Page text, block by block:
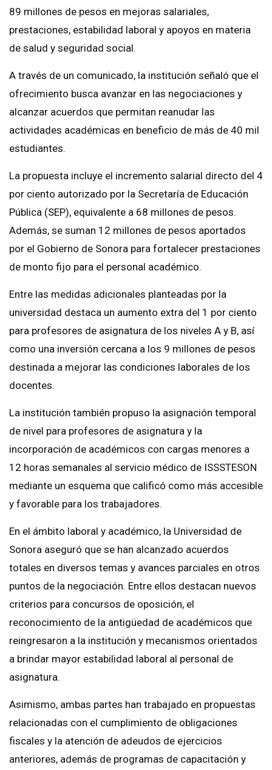
89 millones de pesos en mejoras salariales,
prestaciones, estabilidad laboral y apoyos en materia
de salud y seguridad social.
A través de un comunicado, la institución señaló que el
ofrecimiento busca avanzar en las negociaciones y
alcanzar acuerdos que permitan reanudar las
actividades académicas en beneficio de más de 40 mil
estudiantes.
La propuesta incluye el incremento salarial directo del 4
por ciento autorizado por la Secretaría de Educación
Pública (SEP), equivalente a 68 millones de pesos.
Además, se suman 12 millones de pesos aportados
por el Gobierno de Sonora para fortalecer prestaciones
de monto fijo para el personal académico.
Entre las medidas adicionales planteadas por la
universidad destaca un aumento extra del 1 por ciento
para profesores de asignatura de los niveles A y B, así
como una inversión cercana a los 9 millones de pesos
destinada a mejorar las condiciones laborales de los
docentes.
La institución también propuso la asignación temporal
de nivel para profesores de asignatura y la
incorporación de académicos con cargas menores a
12 horas semanales al servicio médico de ISSSTESON
mediante un esquema que calificó como más accesible
y favorable para los trabajadores.
En el ámbito laboral y académico, la Universidad de
Sonora aseguró que se han alcanzado acuerdos
totales en diversos temas y avances parciales en otros
puntos de la negociación. Entre ellos destacan nuevos
criterios para concursos de oposición, el
reconocimiento de la antigüedad de académicos que
reingresaron a la institución y mecanismos orientados
a brindar mayor estabilidad laboral al personal de
asignatura.
Asimismo, ambas partes han trabajado en propuestas
relacionadas con el cumplimiento de obligaciones
fiscales y la atención de adeudos de ejercicios
anteriores, además de programas de capacitación y